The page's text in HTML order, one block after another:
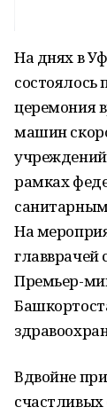
На днях в
состоялось
церемония
машин
учреждений
рамках
На
главврачей
Премьер-
Вдвойне
счастливых